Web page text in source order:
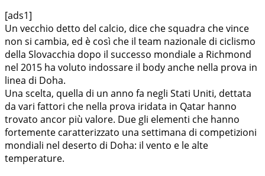
[ads1]
Un vecchio detto del calcio, dice che squadra che vince
non si cambia, ed è così che il team nazionale di ciclismo
della Slovacchia dopo il successo mondiale a Richmond
nel 2015 ha voluto indossare il body anche nella prova in
linea di Doha.
Una scelta, quella di un anno fa negli Stati Uniti, dettata
da vari fattori che nella prova iridata in Qatar hanno
trovato ancor più valore. Due gli elementi che hanno
fortemente caratterizzato una settimana di competizioni
mondiali nel deserto di Doha: il vento e le alte
temperature.